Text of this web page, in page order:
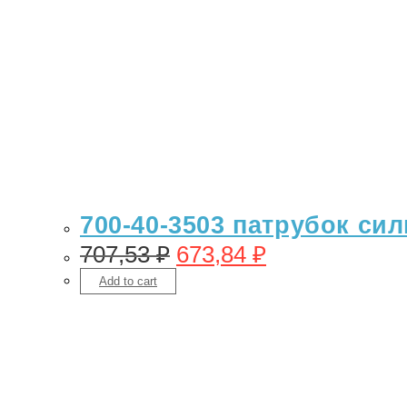
700-40-3503 патрубок
707,53₽ 673,84 ₽
Add to cart